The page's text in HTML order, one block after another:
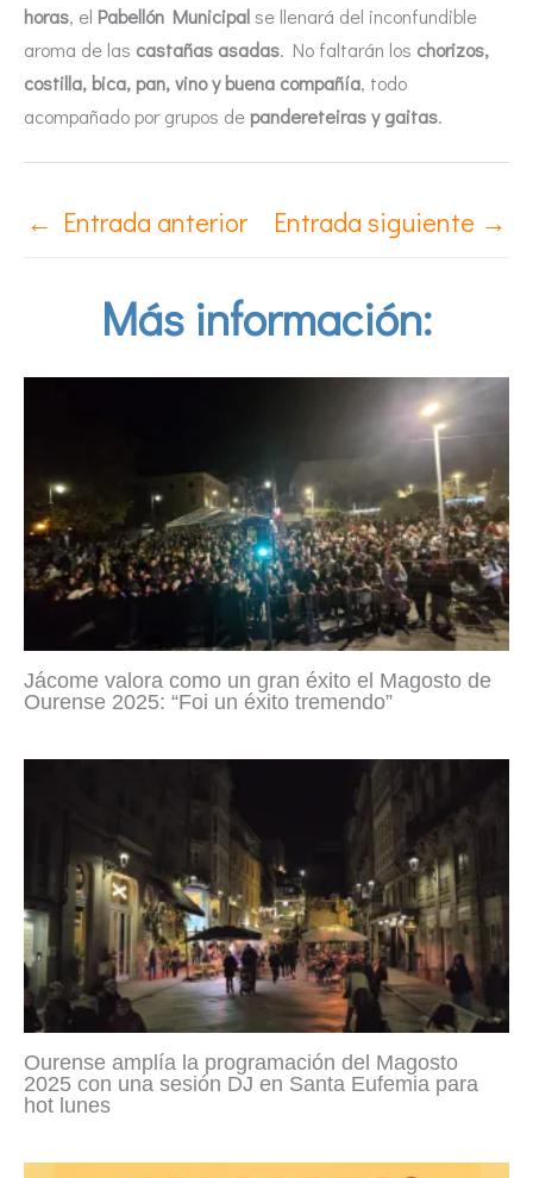
horas, el Pabellón Municipalse llenará del inconfundible
aroma de las castañas asadas. No faltarán los chorizos,
costilla, bica, pan, vino y buena compañía, todo
acompañado por grupos de pandereteiras y gaitas.
← Entrada anterior Entrada siguiente →
Más información:
Jácome valora como un gran éxito el Magosto de
Ourense 2025: “Foi un éxito tremendo”
Ourense amplía la programación del Magosto
2025 con una sesión DJ en Santa Eufemia para
hot lunes